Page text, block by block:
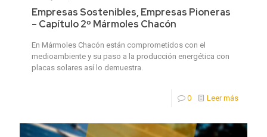
Empresas Sostenibles, Empresas Pioneras
– Capítulo 2º Mármoles Chacón
En Mármoles Chacón están comprometidos con el
medioambiente y su paso a la producción energética con
placas solares así lo demuestra.
0 Leer más